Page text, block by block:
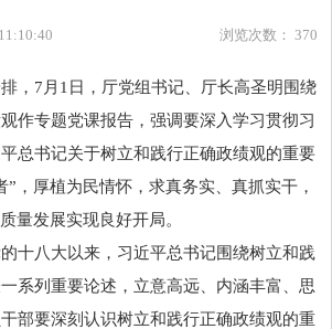
浏览次数： 370
，7月1日，厅党组书记、厅长高圣明围绕
作专题党课报告，强调要深入学习贯彻习
平总书记关于树立和践行正确政绩观的重要
”，厚植为民情怀，求真务实、真抓实干，
量发展实现良好开局。
十八大以来， 习近平总书记围绕树立和践
系列重要论述，立意高远、内涵丰富、思
部要深刻认识树立和践行正确政绩观的重